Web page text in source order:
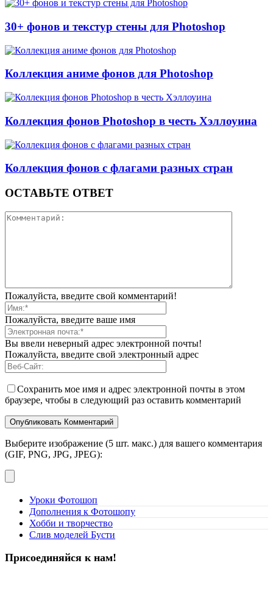
30+ фонов и текстур стены для Photoshop
Коллекция аниме фонов для Photoshop
Коллекция фонов Photoshop в честь Хэллоуина
Коллекция фонов с флагами разных стран
ОСТАВЬТЕ ОТВЕТ
Пожалуйста, введите свой комментарий!
Пожалуйста, введите ваше имя
Вы ввели неверный адрес электронной почты!
Пожалуйста, введите свой электронный адрес
Сохранить мое имя и адрес электронной почты в этом
браузере, чтобы в следующий раз оставить комментарий
Выберите изображение (5 шт. макс.) для вашего комментария
(GIF, PNG, JPG, JPEG):
Уроки Фотошоп
Дополнения к Фотошопу
Хобби и творчество
Слив моделей Бусти
Присоединяйся к нам!